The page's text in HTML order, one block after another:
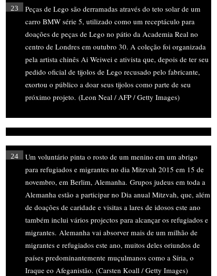
23
Peças de Lego são derramadas através do teto solar de um
carro BMW série 5, utilizado como um receptáculo para
doações de peças de Lego no pátio da Academia Real no
centro de Londres em outubro 30. A coleção foi organizada
pela artista chinês Ai Weiwei e ativista que, depois de ter seu
pedido oficial de tijolos de Lego recusado pelo fabricante,
exortou o público a doar seus tijolos como parte de seu
próximo projeto. (Leon Neal / AFP / Getty Images)
24
Um voluntário pinta o rosto de um menino em um abrigo
para refugiados e migrantes no dia Mitzvah 2015 em 15 de
novembro, em Berlim, Alemanha. Grupos judeus em toda a
Alemanha estão a participar no Dia anual Mitzvah, que, além
de doações de caridade e visitas a lares de idosos este ano
também inclui vários projectos para alcançar os refugiados e
migrantes. Alemanha vai absorver mais de um milhão de
migrantes e refugiados este ano, muitos deles oriundos de
países predominantemente muçulmanos como a Síria, o
Iraque eo Afeganistão. (Carsten Koall / Getty Images)